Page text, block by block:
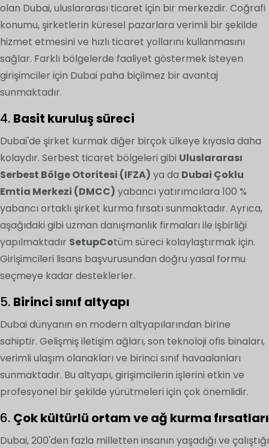
olan Dubai, uluslararası ticaret için bir merkezdir. Coğrafi
konumu, şirketlerin küresel pazarlara verimli bir şekilde
hizmet etmesini ve hızlı ticaret yollarını kullanmasını
sağlar. Farklı bölgelerde faaliyet göstermek isteyen
girişimciler için Dubai paha biçilmez bir avantaj
sunmaktadır.
4. Basit kuruluş süreci
Dubai'de şirket kurmak diğer birçok ülkeye kıyasla daha
kolaydır. Serbest ticaret bölgeleri gibi Uluslararası
Serbest Bölge Otoritesi (IFZA) ya da Dubai Çoklu
Emtia Merkezi (DMCC) yabancı yatırımcılara 100 %
yabancı ortaklı şirket kurma fırsatı sunmaktadır. Ayrıca,
aşağıdaki gibi uzman danışmanlık firmaları ile işbirliği
yapılmaktadır SetupCotüm süreci kolaylaştırmak için.
Girişimcileri lisans başvurusundan doğru yasal formu
seçmeye kadar desteklerler.
5. Birinci sınıf altyapı
Dubai dünyanın en modern altyapılarından birine
sahiptir. Gelişmiş iletişim ağları, son teknoloji ofis binaları,
verimli ulaşım olanakları ve birinci sınıf havaalanları
sunmaktadır. Bu altyapı, girişimcilerin işlerini etkin ve
profesyonel bir şekilde yürütmeleri için çok önemlidir.
6. Çok kültürlü ortam ve ağ kurma fırsatları
Dubai, 200'den fazla milletten insanın yaşadığı ve çalıştığı